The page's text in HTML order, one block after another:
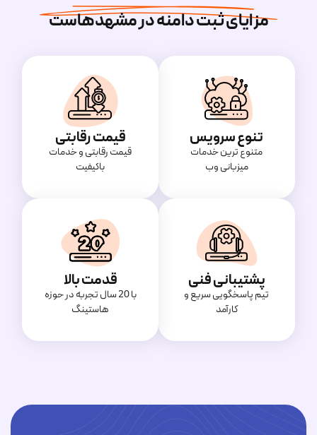
مزایای ثبت دامنه در مشهدهاست
تنوع سرویس
متنوع ترین خدمات
میزبانی وب
قیمت رقابتی
قیمت‌ رقابتی و خدمات
باکیفیت
پشتیبانی فنی
تیم پاسخگویی سریع و
کارآمد
قدمت بالا
با 20 سال تجربه در حوزه
هاستینگ